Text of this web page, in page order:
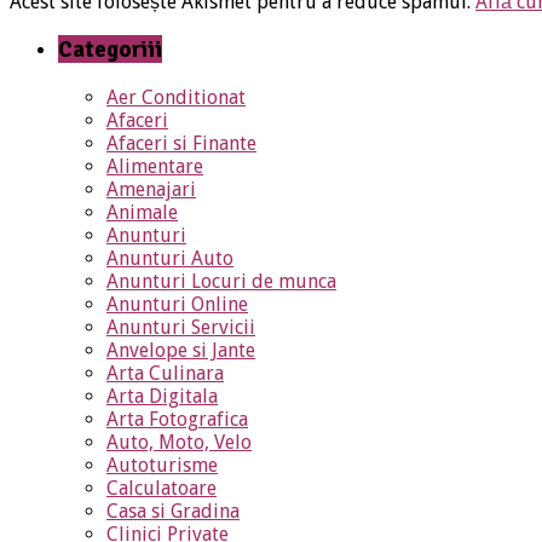
Categoriii
Aer Conditionat
Afaceri
Afaceri si Finante
Alimentare
Amenajari
Animale
Anunturi
Anunturi Auto
Anunturi Locuri de munca
Anunturi Online
Anunturi Servicii
Anvelope si Jante
Arta Culinara
Arta Digitala
Arta Fotografica
Auto, Moto, Velo
Autoturisme
Calculatoare
Casa si Gradina
Clinici Private